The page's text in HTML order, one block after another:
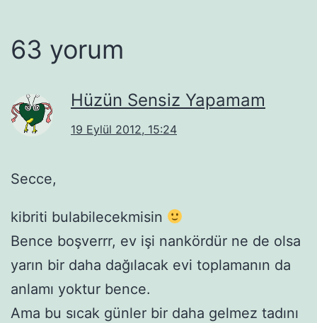
63 yorum
Hüzün Sensiz Yapamam
19 Eylül 2012, 15:24
Secce,
kibriti bulabilecekmisin
Bence boşverrr, ev işi nankördür ne de olsa
yarın bir daha dağılacak evi toplamanın da
anlamı yoktur bence.
Ama bu sıcak günler bir daha gelmez tadını